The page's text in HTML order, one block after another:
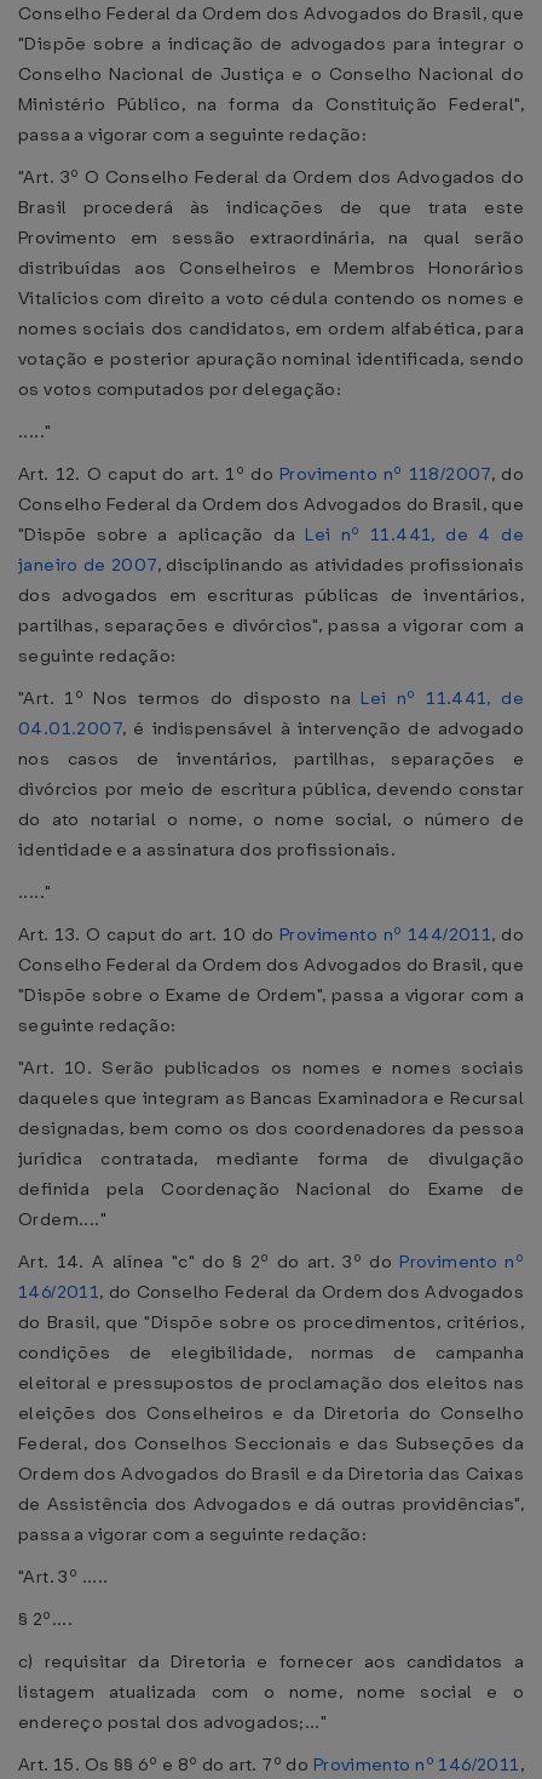
Conselho Federal da Ordem dos Advogados do Brasil, que
"Dispõe sobre a indicação de advogados para integrar o
Conselho Nacional de Justiça e o Conselho Nacional do
Ministério Público, na forma da Constituição Federal",
passa a vigorar com a seguinte redação:
"Art. 3º O Conselho Federal da Ordem dos Advogados do
Brasil procederá às indicações de que trata este
Provimento em sessão extraordinária, na qual serão
distribuídas aos Conselheiros e Membros Honorários
Vitalícios com direito a voto cédula contendo os nomes e
nomes sociais dos candidatos, em ordem alfabética, para
votação e posterior apuração nominal identificada, sendo
os votos computados por delegação:
....."
Art. 12. O caput do art. 1º do Provimento nº 118/2007, do
Conselho Federal da Ordem dos Advogados do Brasil, que
"Dispõe sobre a aplicação da Lei nº 11.441, de 4 de
janeiro de 2007, disciplinando as atividades profissionais
dos advogados em escrituras públicas de inventários,
partilhas, separações e divórcios", passa a vigorar com a
seguinte redação:
"Art. 1º Nos termos do disposto na Lei nº 11.441, de
04.01.2007, é indispensável à intervenção de advogado
nos casos de inventários, partilhas, separações e
divórcios por meio de escritura pública, devendo constar
do ato notarial o nome, o nome social, o número de
identidade e a assinatura dos profissionais.
....."
Art. 13. O caput do art. 10 do Provimento nº 144/2011, do
Conselho Federal da Ordem dos Advogados do Brasil, que
"Dispõe sobre o Exame de Ordem", passa a vigorar com a
seguinte redação:
"Art. 10. Serão publicados os nomes e nomes sociais
daqueles que integram as Bancas Examinadora e Recursal
designadas, bem como os dos coordenadores da pessoa
jurídica contratada, mediante forma de divulgação
definida pela Coordenação Nacional do Exame de
Ordem...."
Art. 14. A alínea "c" do § 2º do art. 3º do Provimento nº
146/2011, do Conselho Federal da Ordem dos Advogados
do Brasil, que "Dispõe sobre os procedimentos, critérios,
condições de elegibilidade, normas de campanha
eleitoral e pressupostos de proclamação dos eleitos nas
eleições dos Conselheiros e da Diretoria do Conselho
Federal, dos Conselhos Seccionais e das Subseções da
Ordem dos Advogados do Brasil e da Diretoria das Caixas
de Assistência dos Advogados e dá outras providências",
passa a vigorar com a seguinte redação:
"Art. 3º .....
§ 2º....
c) requisitar da Diretoria e fornecer aos candidatos a
listagem atualizada com o nome, nome social e o
endereço postal dos advogados;..."
Art. 15. Os §§ 6º e 8º do art. 7º do Provimento nº 146/2011,